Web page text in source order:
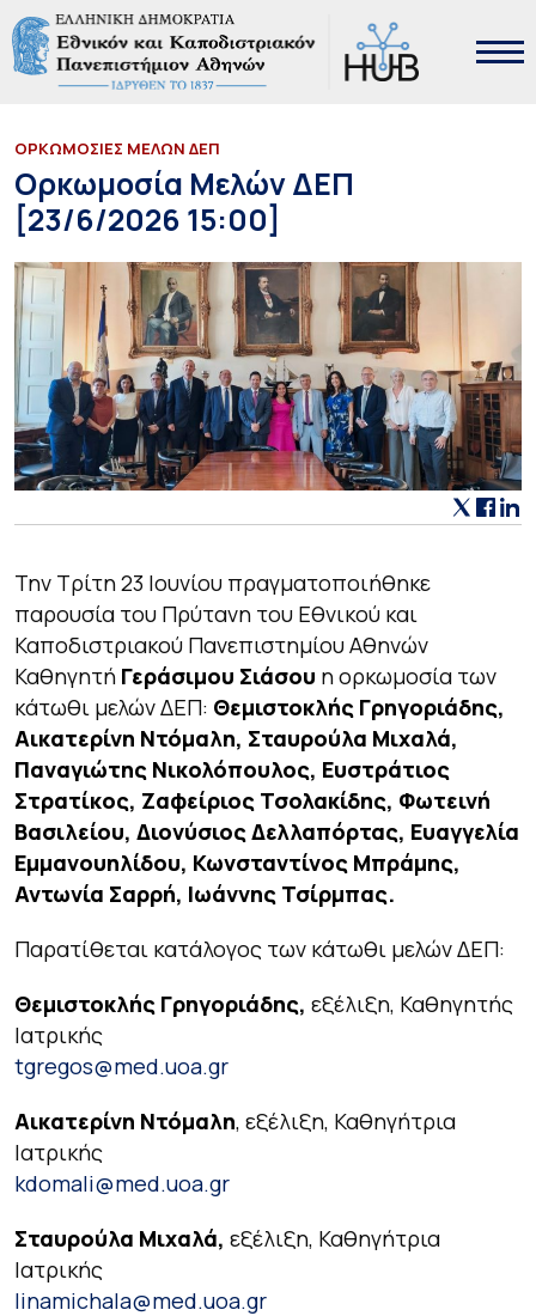
ΟΡΚΩΜΟΣΙΕΣ ΜΕΛΩΝ ΔΕΠ
Ορκωμοσία Μελών ΔΕΠ
[23/6/2026 15:00]
Την Τρίτη 23 Ιουνίου πραγματοποιήθηκε
παρουσία του Πρύτανη του Εθνικού και
Καποδιστριακού Πανεπιστημίου Αθηνών
Καθηγητή Γεράσιμου Σιάσου η ορκωμοσία των
κάτωθι μελών ΔΕΠ: Θεμιστοκλής Γρηγοριάδης,
Αικατερίνη Ντόμαλη, Σταυρούλα Μιχαλά,
Παναγιώτης Νικολόπουλος, Ευστράτιος
Στρατίκος, Ζαφείριος Τσολακίδης, Φωτεινή
Βασιλείου, Διονύσιος Δελλαπόρτας, Ευαγγελία
Εμμανουηλίδου, Κωνσταντίνος Μπράμης,
Αντωνία Σαρρή, Ιωάννης Τσίρμπας.
Παρατίθεται κατάλογος των κάτωθι μελών ΔΕΠ:
Θεμιστοκλής Γρηγοριάδης, εξέλιξη, Καθηγητής
Ιατρικής
tgregos@med.uoa.gr
Αικατερίνη Ντόμαλη, εξέλιξη, Καθηγήτρια
Ιατρικής
kdomali@med.uoa.gr
Σταυρούλα Μιχαλά, εξέλιξη, Καθηγήτρια
Ιατρικής
linamichala@med.uoa.gr